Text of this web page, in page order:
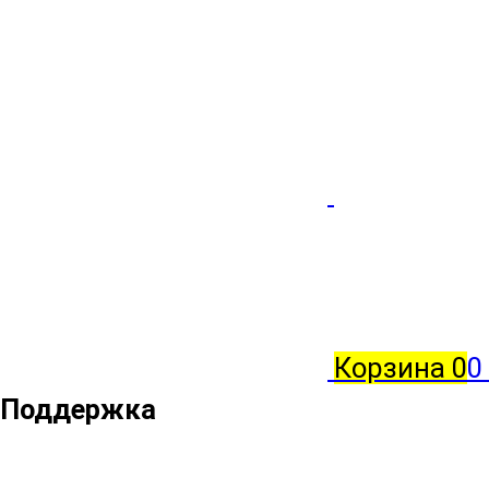
Корзина 0
Поддержка